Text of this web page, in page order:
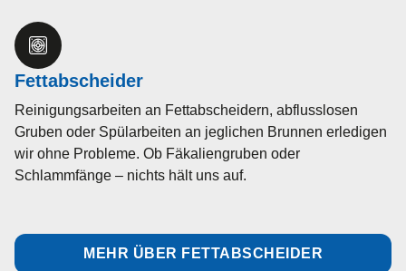
Fettabscheider
Reinigungsarbeiten an Fettabscheidern, abflusslosen
Gruben oder Spülarbeiten an jeglichen Brunnen erledigen
wir ohne Probleme. Ob Fäkaliengruben oder
Schlammfänge – nichts hält uns auf.
MEHR ÜBER FETTABSCHEIDER